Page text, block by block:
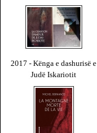
2017 - Kënga e dashurisë e
Judë Iskariotit